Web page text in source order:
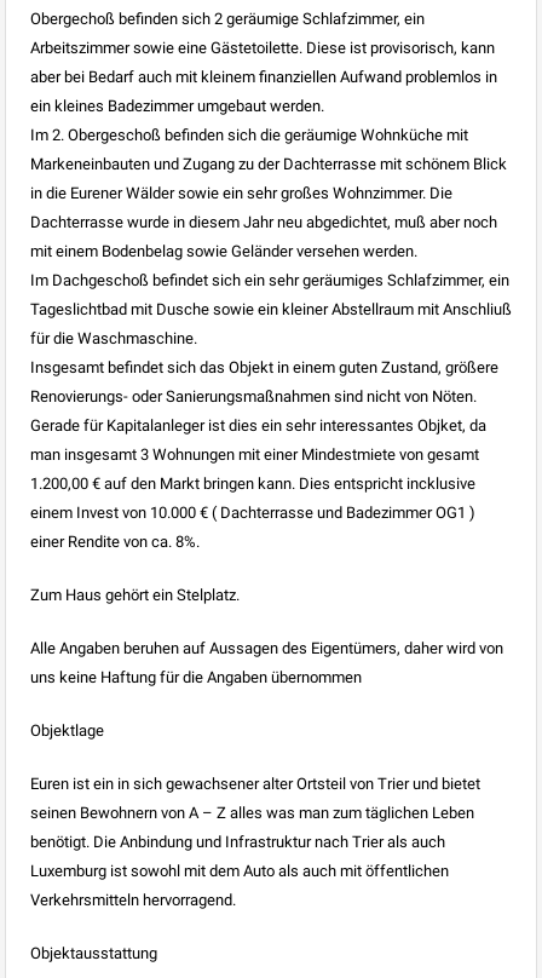
Obergechoß befinden sich 2 geräumige Schlafzimmer, ein
Arbeitszimmer sowie eine Gästetoilette. Diese ist provisorisch, kann
aber bei Bedarf auch mit kleinem finanziellen Aufwand problemlos in
ein kleines Badezimmer umgebaut werden.
Im 2. Obergeschoß befinden sich die geräumige Wohnküche mit
Markeneinbauten und Zugang zu der Dachterrasse mit schönem Blick
in die Eurener Wälder sowie ein sehr großes Wohnzimmer. Die
Dachterrasse wurde in diesem Jahr neu abgedichtet, muß aber noch
mit einem Bodenbelag sowie Geländer versehen werden.
Im Dachgeschoß befindet sich ein sehr geräumiges Schlafzimmer, ein
Tageslichtbad mit Dusche sowie ein kleiner Abstellraum mit Anschliuß
für die Waschmaschine.
Insgesamt befindet sich das Objekt in einem guten Zustand, größere
Renovierungs- oder Sanierungsmaßnahmen sind nicht von Nöten.
Gerade für Kapitalanleger ist dies ein sehr interessantes Objket, da
man insgesamt 3 Wohnungen mit einer Mindestmiete von gesamt
1.200,00 € auf den Markt bringen kann. Dies entspricht incklusive
einem Invest von 10.000 € ( Dachterrasse und Badezimmer OG1 )
einer Rendite von ca. 8%.
Zum Haus gehört ein Stelplatz.
Alle Angaben beruhen auf Aussagen des Eigentümers, daher wird von
uns keine Haftung für die Angaben übernommen
Objektlage
Euren ist ein in sich gewachsener alter Ortsteil von Trier und bietet
seinen Bewohnern von A – Z alles was man zum täglichen Leben
benötigt. Die Anbindung und Infrastruktur nach Trier als auch
Luxemburg ist sowohl mit dem Auto als auch mit öffentlichen
Verkehrsmitteln hervorragend.
Objektausstattung